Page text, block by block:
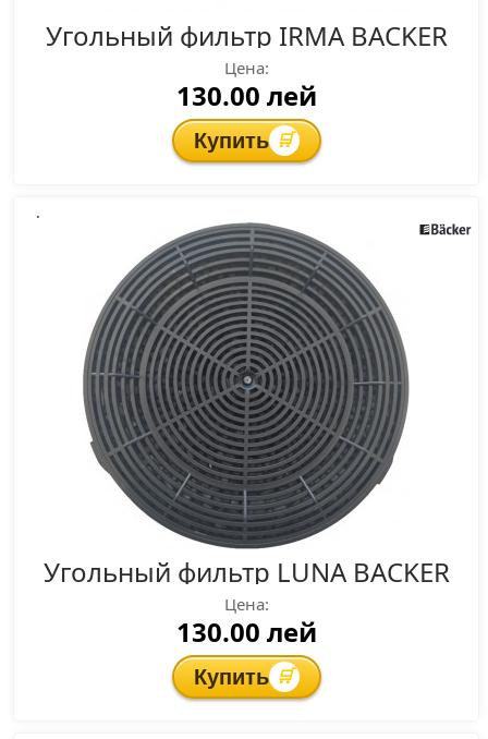
Угольный фильтр IRMA BACKER
Цена:
130.00 лей
Купить 🛒
Угольный фильтр LUNA BACKER
Цена:
130.00 лей
Купить 🛒